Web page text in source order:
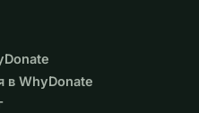
в WhyDonate